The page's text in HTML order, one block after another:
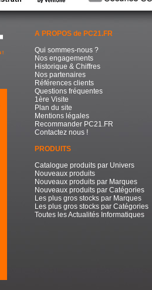
A PROPOS de PC21.FR
Qui sommes-nous ?
Nos engagements
Historique & Chiffres
Nos partenaires
Références clients
Questions fréquentes
1ère Visite
Plan du site
Mentions légales
Recommander PC21.FR
Contactez nous !
PRODUITS
Catalogue produits par Univers
Nouveaux produits
Nouveaux produits par Marques
Nouveaux produits par Catégories
Les plus gros stocks par Marques
Les plus gros stocks par Catégories
Toutes les Actualités Informatiques